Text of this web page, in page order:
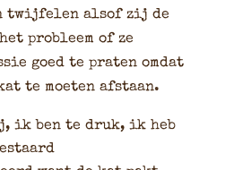
twijfelen alsof zij de
probleem of ze
goed te praten omdat
te moeten afstaan.
ik ben te druk, ik heb